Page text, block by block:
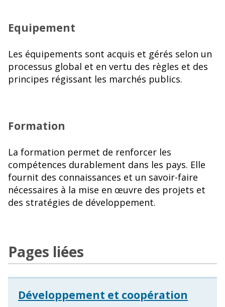
Equipement
Les équipements sont acquis et gérés selon un
processus global et en vertu des règles et des
principes régissant les marchés publics.
Formation
La formation permet de renforcer les
compétences durablement dans les pays. Elle
fournit des connaissances et un savoir-faire
nécessaires à la mise en œuvre des projets et
des stratégies de développement.
Pages liées
Développement et coopération